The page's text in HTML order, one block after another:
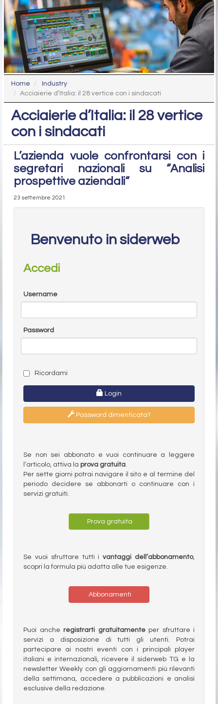
Home
Industry
Acciaierie d’Italia: il 28 vertice con i sindacati
Acciaierie d’Italia: il 28 vertice
con i sindacati
L’azienda vuole confrontarsi con i
segretari nazionali su “Analisi
prospettive aziendali“
23 settembre 2021
Benvenuto in siderweb
Accedi
Username
Password
Ricordami
Login
Password dimenticata?
Se non sei abbonato e vuoi continuare a leggere
l’articolo, attiva la prova gratuita.
Per sette giorni potrai navigare il sito e al termine del
periodo decidere se abbonarti o continuare con i
servizi gratuiti.
Prova gratuita
Se vuoi sfruttare tutti ivantaggi dell’abbonamento,
scopri la formula più adatta alle tue esigenze.
Abbonamenti
Puoi anche registrarti gratuitamenteper sfruttare i
servizi a disposizione di tutti gli utenti. Potrai
partecipare ai nostri eventi con i principali player
italiani e internazionali, ricevere il siderweb TG e la
newsletter Weekly con gli aggiornamenti più rilevanti
della settimana, accedere a pubblicazioni e analisi
esclusive della redazione.